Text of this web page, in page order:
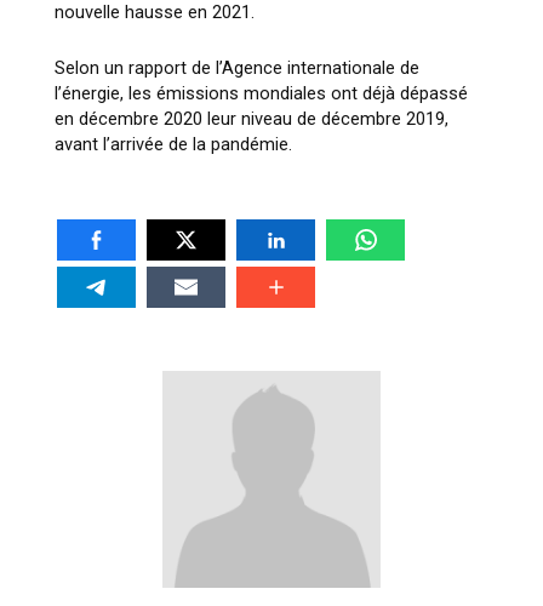
nouvelle hausse en 2021.
Selon un rapport de l’Agence internationale de
l’énergie, les émissions mondiales ont déjà dépassé
en décembre 2020 leur niveau de décembre 2019,
avant l’arrivée de la pandémie.